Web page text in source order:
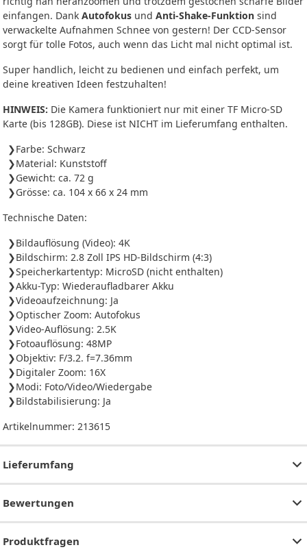
einfangen. Dank Autofokus und Anti-Shake-Funktion sind
verwackelte Aufnahmen Schnee von gestern! Der CCD-Sensor
sorgt für tolle Fotos, auch wenn das Licht mal nicht optimal ist.
Super handlich, leicht zu bedienen und einfach perfekt, um
deine kreativen Ideen festzuhalten!
HINWEIS: Die Kamera funktioniert nur mit einer TF Micro-SD
Karte (bis 128GB). Diese ist NICHT im Lieferumfang enthalten.
Farbe: Schwarz
Material: Kunststoff
Gewicht: ca. 72 g
Grösse: ca. 104 x 66 x 24 mm
Technische Daten:
Bildauflösung (Video): 4K
Bildschirm: 2.8 Zoll IPS HD-Bildschirm (4:3)
Speicherkartentyp: MicroSD (nicht enthalten)
Akku-Typ: Wiederaufladbarer Akku
Videoaufzeichnung: Ja
Optischer Zoom: Autofokus
Video-Auflösung: 2.5K
Fotoauflösung: 48MP
Objektiv: F/3.2. f=7.36mm
Digitaler Zoom: 16X
Modi: Foto/Video/Wiedergabe
Bildstabilisierung: Ja
Artikelnummer: 213615
Lieferumfang
Bewertungen
Produktfragen